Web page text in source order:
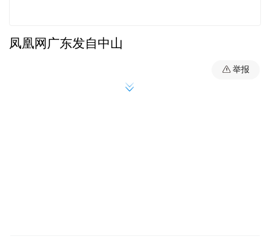
凤凰网广东发自中山
举报